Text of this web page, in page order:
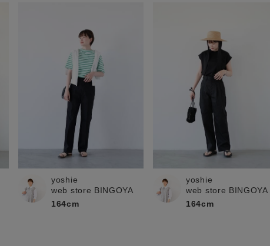
yoshie
web store BINGOYA
164cm
yoshie
web store BINGOYA
164cm